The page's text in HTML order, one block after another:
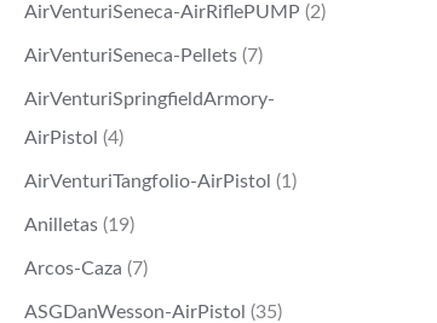
AirVenturiSeneca-AirRiflePUMP (2)
AirVenturiSeneca-Pellets (7)
AirVenturiSpringfieldArmory-
AirPistol (4)
AirVenturiTangfolio-AirPistol (1)
Anilletas (19)
Arcos-Caza (7)
ASGDanWesson-AirPistol (35)